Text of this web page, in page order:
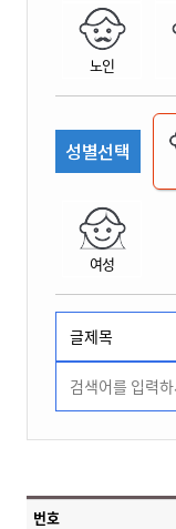
노인
성별선택
여성
번호